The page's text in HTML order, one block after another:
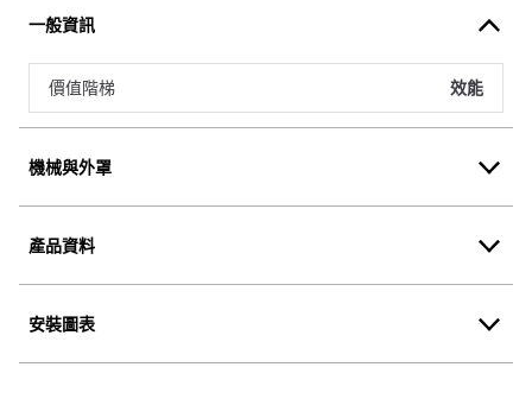
一般資訊
價值階梯 效能
機械與外罩
產品資料
安裝圖表